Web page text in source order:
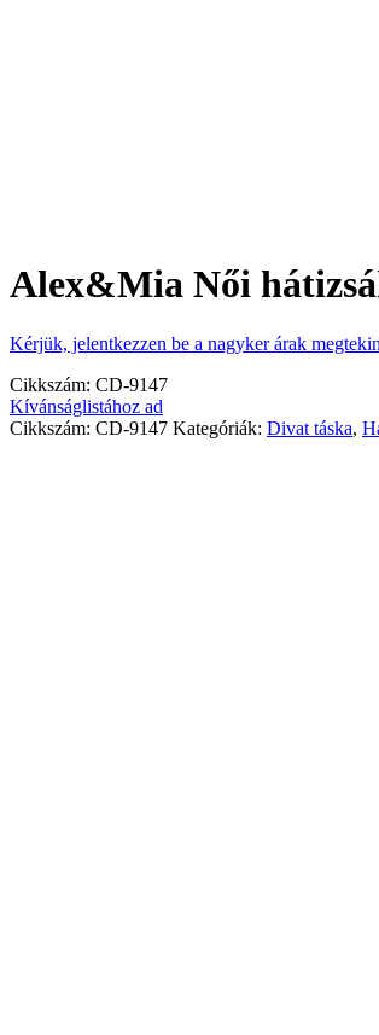
Alex&Mia Női
Kérjük, jelentkezzen be a nagyker árak
Cikkszám: CD-9147
Kívánságlistához ad
Cikkszám: CD-9147 Kategóriák: Divat táska,